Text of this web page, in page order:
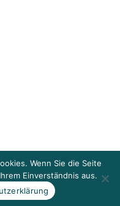
Wenn Sie die Seite
Einverständnis aus.